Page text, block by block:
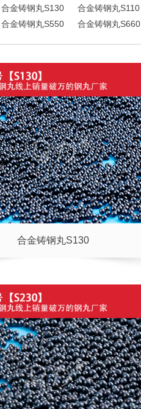
合金铸钢丸S130 合金铸钢丸S110
合金铸钢丸S550
合金铸钢丸S660
合金铸钢丸S130